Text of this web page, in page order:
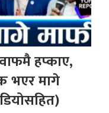
हप्काए,
भएर मागे